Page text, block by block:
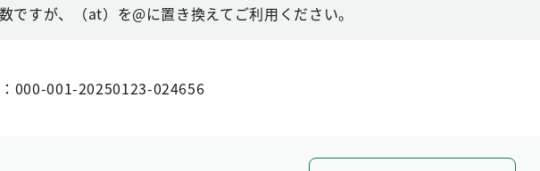
ですが、（at）を@に置き換えてご利用ください。
000-001-20250123-024656